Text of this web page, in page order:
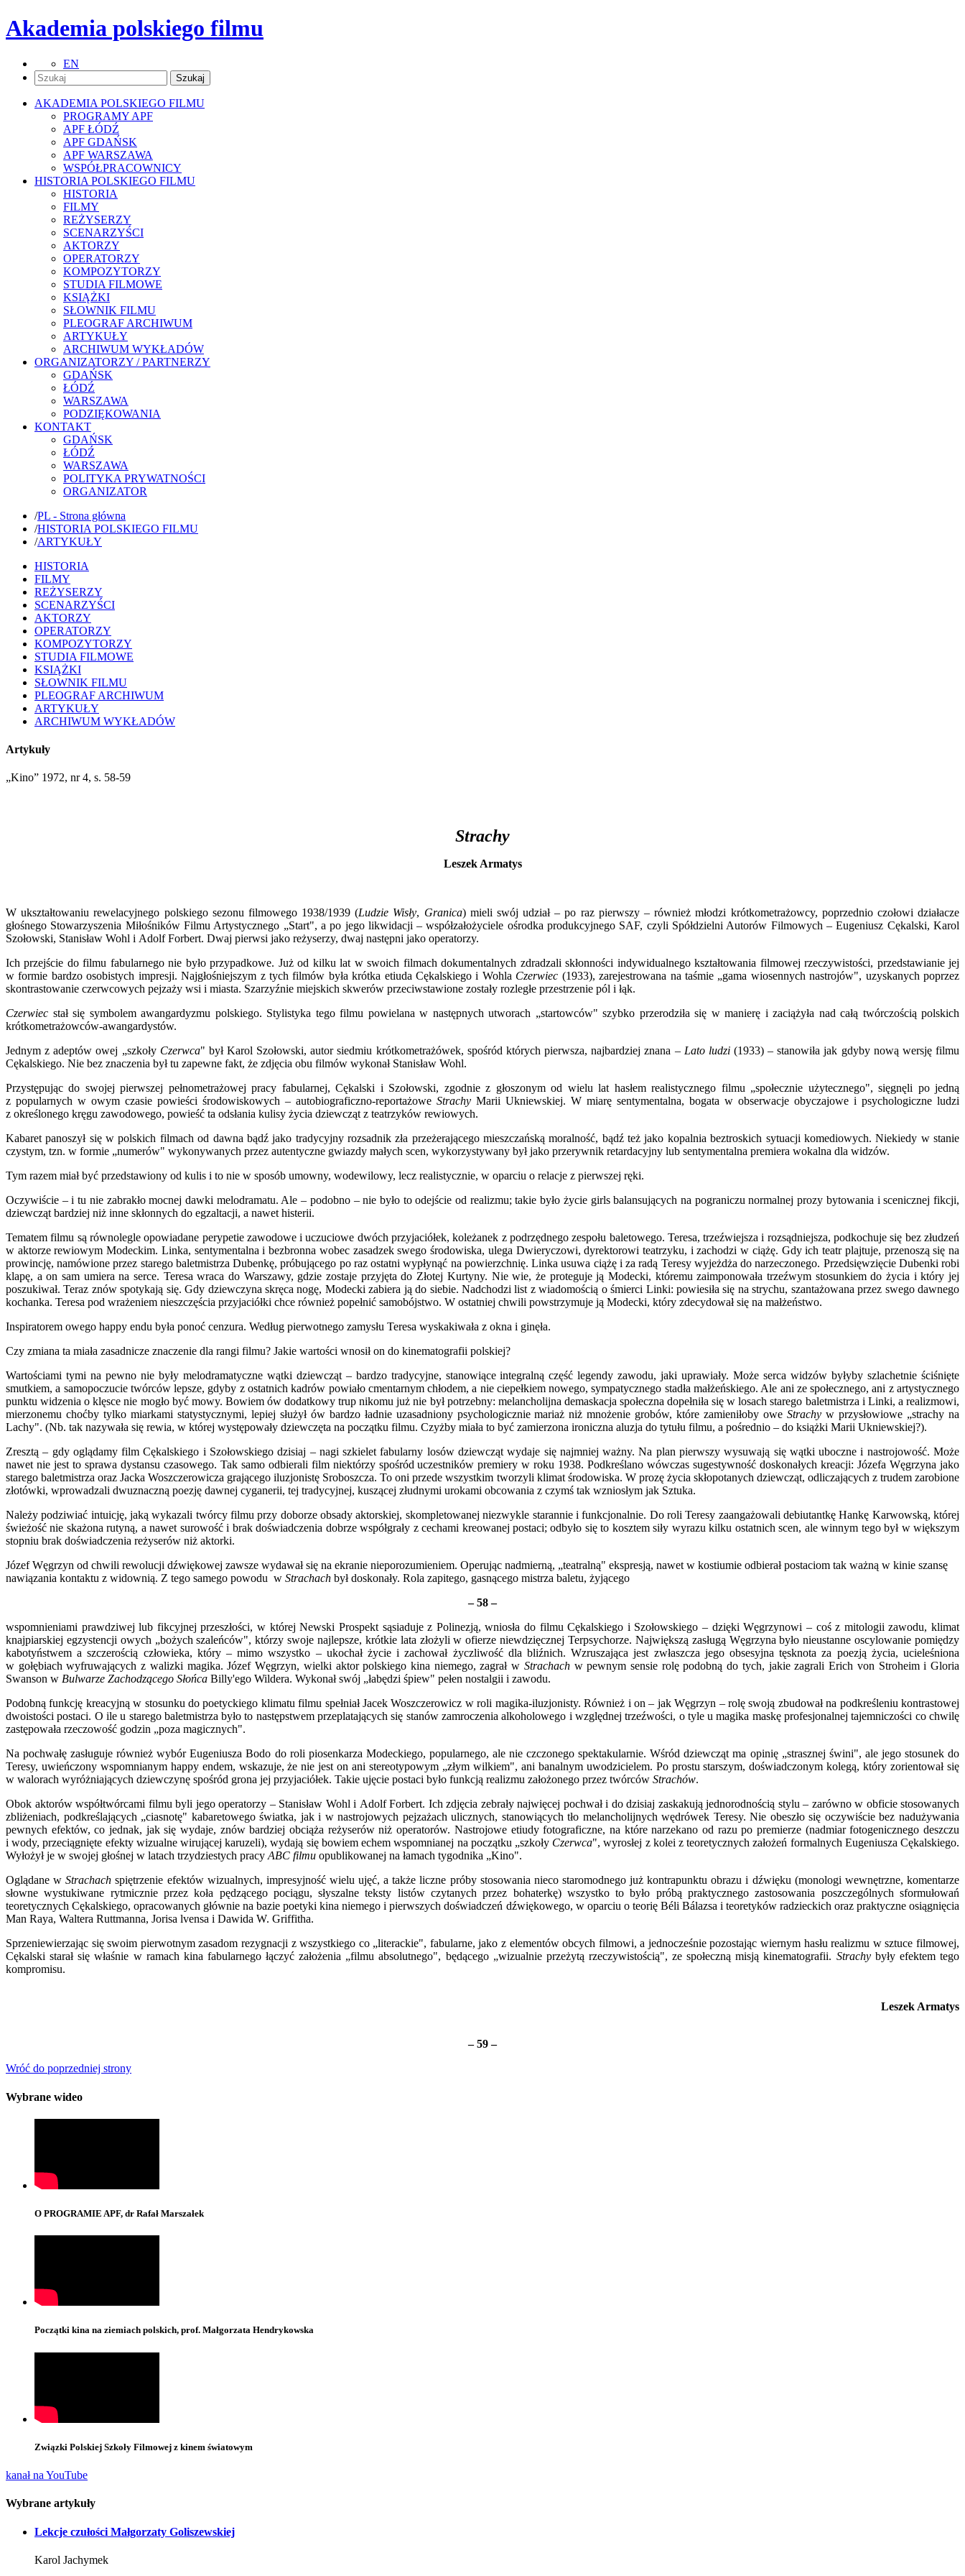
Akademia polskiego filmu
EN
AKADEMIA POLSKIEGO FILMU
PROGRAMY APF
APF ŁÓDŹ
APF GDAŃSK
APF WARSZAWA
WSPÓŁPRACOWNICY
HISTORIA POLSKIEGO FILMU
HISTORIA
FILMY
REŻYSERZY
SCENARZYŚCI
AKTORZY
OPERATORZY
KOMPOZYTORZY
STUDIA FILMOWE
KSIĄŻKI
SŁOWNIK FILMU
PLEOGRAF ARCHIWUM
ARTYKUŁY
ARCHIWUM WYKŁADÓW
ORGANIZATORZY / PARTNERZY
GDAŃSK
ŁÓDŹ
WARSZAWA
PODZIĘKOWANIA
KONTAKT
GDAŃSK
ŁÓDŹ
WARSZAWA
POLITYKA PRYWATNOŚCI
ORGANIZATOR
/PL - Strona główna
/HISTORIA POLSKIEGO FILMU
/ARTYKUŁY
HISTORIA
FILMY
REŻYSERZY
SCENARZYŚCI
AKTORZY
OPERATORZY
KOMPOZYTORZY
STUDIA FILMOWE
KSIĄŻKI
SŁOWNIK FILMU
PLEOGRAF ARCHIWUM
ARTYKUŁY
ARCHIWUM WYKŁADÓW
Artykuły
„Kino” 1972, nr 4, s. 58-59
Strachy
Leszek Armatys
W ukształtowaniu rewelacyjnego polskiego sezonu filmowego 1938/1939 (Ludzie Wisły, Granica) mieli swój udział – po raz pierwszy – również młodzi krótkometrażowcy, poprzednio czołowi działacze
głośnego Stowarzyszenia Miłośników Filmu Artystycznego „Start", a po jego likwidacji – współzałożyciele ośrodka produkcyjnego SAF, czyli Spółdzielni Autorów Filmowych – Eugeniusz Cękalski, Karol
Szołowski, Stanisław Wohl i Adolf Forbert. Dwaj pierwsi jako reżyserzy, dwaj następni jako operatorzy.
Ich przejście do filmu fabularnego nie było przypadkowe. Już od kilku lat w swoich filmach dokumentalnych zdradzali skłonności indywidualnego kształtowania filmowej rzeczywistości, przedstawianie jej
w formie bardzo osobistych impresji. Najgłośniejszym z tych filmów była krótka etiuda Cękalskiego i Wohla Czerwiec (1933), zarejestrowana na taśmie „gama wiosennych nastrojów", uzyskanych poprzez
skontrastowanie czerwcowych pejzaży wsi i miasta. Szarzyźnie miejskich skwerów przeciwstawione zostały rozległe przestrzenie pól i łąk.
Czerwiec stał się symbolem awangardyzmu polskiego. Stylistyka tego filmu powielana w następnych utworach „startowców" szybko przerodziła się w manierę i zaciążyła nad całą twórczością polskich
krótkometrażowców-awangardystów.
Jednym z adeptów owej „szkoły Czerwca" był Karol Szołowski, autor siedmiu krótkometrażówek, spośród których pierwsza, najbardziej znana – Lato ludzi(1933) – stanowiła jak gdyby nową wersję filmu
Cękalskiego. Nie bez znaczenia był tu zapewne fakt, że zdjęcia obu filmów wykonał Stanisław Wohl.
Przystępując do swojej pierwszej pełnometrażowej pracy fabularnej, Cękalski i Szołowski, zgodnie z głoszonym od wielu lat hasłem realistycznego filmu „społecznie użytecznego", sięgnęli po jedną
z popularnych w owym czasie powieści środowiskowych – autobiograficzno-reportażowe Strachy Marii Ukniewskiej. W miarę sentymentalna, bogata w obserwacje obyczajowe i psychologiczne ludzi
z określonego kręgu zawodowego, powieść ta odsłania kulisy życia dziewcząt z teatrzyków rewiowych.
Kabaret panoszył się w polskich filmach od dawna bądź jako tradycyjny rozsadnik zła przeżerającego mieszczańską moralność, bądź też jako kopalnia beztroskich sytuacji komediowych. Niekiedy w stanie
czystym, tzn. w formie „numerów" wykonywanych przez autentyczne gwiazdy małych scen, wykorzystywany był jako przerywnik retardacyjny lub sentymentalna premiera wokalna dla widzów.
Tym razem miał być przedstawiony od kulis i to nie w sposób umowny, wodewilowy, lecz realistycznie, w oparciu o relacje z pierwszej ręki.
Oczywiście – i tu nie zabrakło mocnej dawki melodramatu. Ale – podobno – nie było to odejście od realizmu; takie było życie girls balansujących na pograniczu normalnej prozy bytowania i scenicznej fikcji,
dziewcząt bardziej niż inne skłonnych do egzaltacji, a nawet histerii.
Tematem filmu są równolegle opowiadane perypetie zawodowe i uczuciowe dwóch przyjaciółek, koleżanek z podrzędnego zespołu baletowego. Teresa, trzeźwiejsza i rozsądniejsza, podkochuje się bez złudzeń
w aktorze rewiowym Modeckim. Linka, sentymentalna i bezbronna wobec zasadzek swego środowiska, ulega Dwieryczowi, dyrektorowi teatrzyku, i zachodzi w ciążę. Gdy ich teatr plajtuje, przenoszą się na
prowincję, namówione przez starego baletmistrza Dubenkę, próbującego po raz ostatni wypłynąć na powierzchnię. Linka usuwa ciążę i za radą Teresy wyjeżdża do narzeczonego. Przedsięwzięcie Dubenki robi
klapę, a on sam umiera na serce. Teresa wraca do Warszawy, gdzie zostaje przyjęta do Złotej Kurtyny. Nie wie, że proteguje ją Modecki, któremu zaimponowała trzeźwym stosunkiem do życia i który jej
poszukiwał. Teraz znów spotykają się. Gdy dziewczyna skręca nogę, Modecki zabiera ją do siebie. Nadchodzi list z wiadomością o śmierci Linki: powiesiła się na strychu, szantażowana przez swego dawnego
kochanka. Teresa pod wrażeniem nieszczęścia przyjaciółki chce również popełnić samobójstwo. W ostatniej chwili powstrzymuje ją Modecki, który zdecydował się na małżeństwo.
Inspiratorem owego happy endu była ponoć cenzura. Według pierwotnego zamysłu Teresa wyskakiwała z okna i ginęła.
Czy zmiana ta miała zasadnicze znaczenie dla rangi filmu? Jakie wartości wnosił on do kinematografii polskiej?
Wartościami tymi na pewno nie były melodramatyczne wątki dziewcząt – bardzo tradycyjne, stanowiące integralną część legendy zawodu, jaki uprawiały. Może serca widzów byłyby szlachetnie ściśnięte
smutkiem, a samopoczucie twórców lepsze, gdyby z ostatnich kadrów powiało cmentarnym chłodem, a nie ciepełkiem nowego, sympatycznego stadła małżeńskiego. Ale ani ze społecznego, ani z artystycznego
punktu widzenia o klęsce nie mogło być mowy. Bowiem ów dodatkowy trup nikomu już nie był potrzebny: melancholijna demaskacja społeczna dopełniła się w losach starego baletmistrza i Linki, a realizmowi,
mierzonemu choćby tylko miarkami statystycznymi, lepiej służył ów bardzo ładnie uzasadniony psychologicznie mariaż niż mnożenie grobów, które zamieniłoby oweStrachy w przysłowiowe „strachy na
Lachy". (Nb. tak nazywała się rewia, w której występowały dziewczęta na początku filmu. Czyżby miała to być zamierzona ironiczna aluzja do tytułu filmu, a pośrednio – do książki Marii Ukniewskiej?).
Zresztą – gdy oglądamy film Cękalskiego i Szołowskiego dzisiaj – nagi szkielet fabularny losów dziewcząt wydaje się najmniej ważny. Na plan pierwszy wysuwają się wątki uboczne i nastrojowość. Może
nawet nie jest to sprawa dystansu czasowego. Tak samo odbierali film niektórzy spośród uczestników premiery w roku 1938. Podkreślano wówczas sugestywność doskonałych kreacji: Józefa Węgrzyna jako
starego baletmistrza oraz Jacka Woszczerowicza grającego iluzjonistę Sroboszcza. To oni przede wszystkim tworzyli klimat środowiska. W prozę życia skłopotanych dziewcząt, odliczających z trudem zarobione
złotówki, wprowadzali dwuznaczną poezję dawnej cyganerii, tej tradycyjnej, kuszącej złudnymi urokami obcowania z czymś tak wzniosłym jak Sztuka.
Należy podziwiać intuicję, jaką wykazali twórcy filmu przy doborze obsady aktorskiej, skompletowanej niezwykle starannie i funkcjonalnie. Do roli Teresy zaangażowali debiutantkę Hankę Karwowską, której
świeżość nie skażona rutyną, a nawet surowość i brak doświadczenia dobrze współgrały z cechami kreowanej postaci; odbyło się to kosztem siły wyrazu kilku ostatnich scen, ale winnym tego był w większym
stopniu brak doświadczenia reżyserów niż aktorki.
Józef Węgrzyn od chwili rewolucji dźwiękowej zawsze wydawał się na ekranie nieporozumieniem. Operując nadmierną, „teatralną" ekspresją, nawet w kostiumie odbierał postaciom tak ważną w kinie szansę
nawiązania kontaktu z widownią. Z tego samego powodu w Strachach był doskonały. Rola zapitego, gasnącego mistrza baletu, żyjącego
– 58 –
wspomnieniami prawdziwej lub fikcyjnej przeszłości, w której Newski Prospekt sąsiaduje z Polinezją, wniosła do filmu Cękalskiego i Szołowskiego – dzięki Węgrzynowi – coś z mitologii zawodu, klimat
knajpiarskiej egzystencji owych „bożych szaleńców", którzy swoje najlepsze, krótkie lata złożyli w ofierze niewdzięcznej Terpsychorze. Największą zasługą Węgrzyna było nieustanne oscylowanie pomiędzy
kabotyństwem a szczerością człowieka, który – mimo wszystko – ukochał życie i zachował życzliwość dla bliźnich. Wzruszająca jest zwłaszcza jego obsesyjna tęsknota za poezją życia, ucieleśniona
w gołębiach wyfruwających z walizki magika. Józef Węgrzyn, wielki aktor polskiego kina niemego, zagrał w Strachachw pewnym sensie rolę podobną do tych, jakie zagrali Erich von Stroheim i Gloria
Swanson w Bulwarze Zachodzącego Słońca Billy'ego Wildera. Wykonał swój „łabędzi śpiew" pełen nostalgii i zawodu.
Podobną funkcję kreacyjną w stosunku do poetyckiego klimatu filmu spełniał Jacek Woszczerowicz w roli magika-iluzjonisty. Również i on – jak Węgrzyn – rolę swoją zbudował na podkreśleniu kontrastowej
dwoistości postaci. O ile u starego baletmistrza było to następstwem przeplatających się stanów zamroczenia alkoholowego i względnej trzeźwości, o tyle u magika maskę profesjonalnej tajemniczości co chwilę
zastępowała rzeczowość godzin „poza magicznych".
Na pochwałę zasługuje również wybór Eugeniusza Bodo do roli piosenkarza Modeckiego, popularnego, ale nie czczonego spektakularnie. Wśród dziewcząt ma opinię „strasznej świni", ale jego stosunek do
Teresy, uwieńczony wspomnianym happy endem, wskazuje, że nie jest on ani stereotypowym „złym wilkiem", ani banalnym uwodzicielem. Po prostu starszym, doświadczonym kolegą, który zorientował się
w walorach wyróżniających dziewczynę spośród grona jej przyjaciółek. Takie ujęcie postaci było funkcją realizmu założonego przez twórców Strachów.
Obok aktorów współtwórcami filmu byli jego operatorzy – Stanisław Wohl i Adolf Forbert. Ich zdjęcia zebrały najwięcej pochwał i do dzisiaj zaskakują jednorodnością stylu – zarówno w obficie stosowanych
zbliżeniach, podkreślających „ciasnotę" kabaretowego światka, jak i w nastrojowych pejzażach ulicznych, stanowiących tło melancholijnych wędrówek Teresy. Nie obeszło się oczywiście bez nadużywania
pewnych efektów, co jednak, jak się wydaje, znów bardziej obciąża reżyserów niż operatorów. Nastrojowe etiudy fotograficzne, na które narzekano od razu po premierze (nadmiar fotogenicznego deszczu
i wody, przeciągnięte efekty wizualne wirującej karuzeli), wydają się bowiem echem wspomnianej na początku „szkoły Czerwca", wyrosłej z kolei z teoretycznych założeń formalnych Eugeniusza Cękalskiego.
Wyłożył je w swojej głośnej w latach trzydziestych pracyABC filmu opublikowanej na łamach tygodnika „Kino".
Oglądane wStrachach spiętrzenie efektów wizualnych, impresyjność wielu ujęć, a także liczne próby stosowania nieco staromodnego już kontrapunktu obrazu i dźwięku (monologi wewnętrzne, komentarze
słowne wystukiwane rytmicznie przez koła pędzącego pociągu, słyszalne teksty listów czytanych przez bohaterkę) wszystko to było próbą praktycznego zastosowania poszczególnych sformułowań
teoretycznych Cękalskiego, opracowanych głównie na bazie poetyki kina niemego i pierwszych doświadczeń dźwiękowego, w oparciu o teorię Béli Bálazsa i teoretyków radzieckich oraz praktyczne osiągnięcia
Man Raya, Waltera Ruttmanna, Jorisa lvensa i Dawida W. Griffitha.
Sprzeniewierzając się swoim pierwotnym zasadom rezygnacji z wszystkiego co „literackie", fabularne, jako z elementów obcych filmowi, a jednocześnie pozostając wiernym hasłu realizmu w sztuce filmowej,
Cękalski starał się właśnie w ramach kina fabularnego łączyć założenia „filmu absolutnego", będącego „wizualnie przeżytą rzeczywistością", ze społeczną misją kinematografii. Strachybyły efektem tego
kompromisu.
Leszek Armatys
– 59 –
Wróć do poprzedniej strony
Wybrane wideo
O PROGRAMIE APF, dr Rafał Marszałek
Początki kina na ziemiach polskich, prof. Małgorzata Hendrykowska
Związki Polskiej Szkoły Filmowej z kinem światowym
kanał na YouTube
Wybrane artykuły
Lekcje czułości Małgorzaty Goliszewskiej
Karol Jachymek